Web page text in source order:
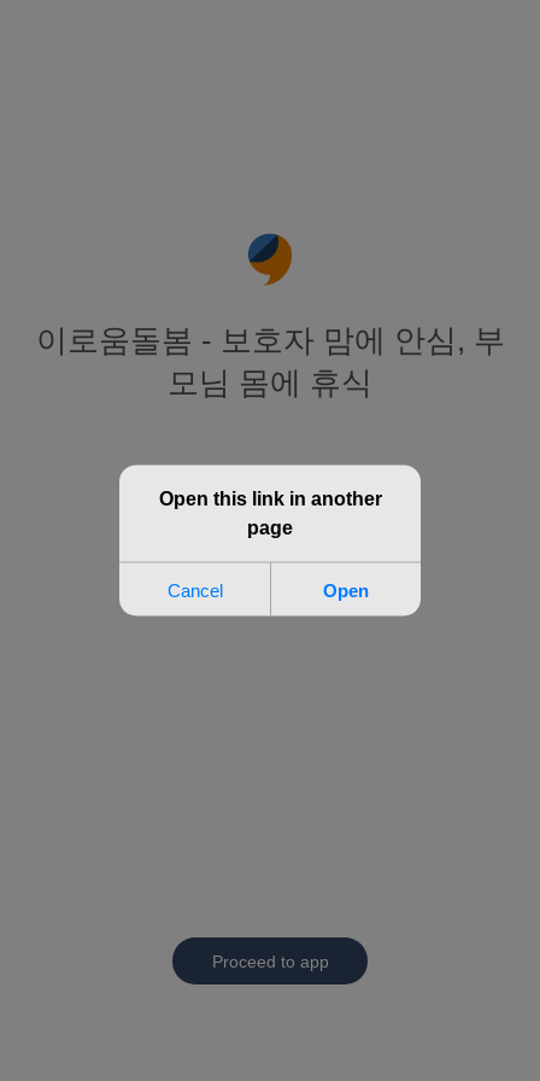
이로움돌봄 - 보호자 맘에 안심, 부
모님 몸에 휴식
Proceed to app